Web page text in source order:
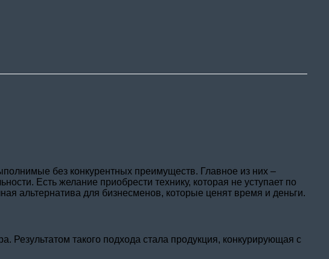
без конкурентных преимуществ. Главное из них –
Есть желание приобрести технику, которая не уступает по
альтернатива для бизнесменов, которые ценят время и деньги.
Результатом такого подхода стала продукция, конкурирующая с